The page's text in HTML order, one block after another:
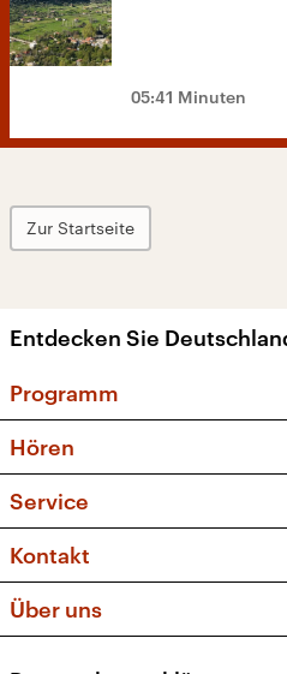
05:41 Minuten
Zur Startseite
Entdecken Sie
Programm
Sendungen und
Musikliste
Kakadu – Das
Hören
Frequenzen (UKW +
Service
FAQ
Apps
Newsletter
Kontakt
Social Media
Über uns